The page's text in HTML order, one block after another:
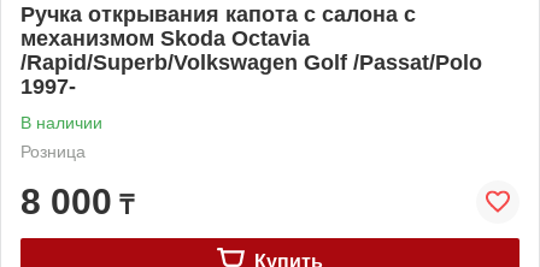
Ручка открывания капота с салона с
механизмом Skoda Octavia
/Rapid/Superb/Volkswagen Golf /Passat/Polo
1997-
В наличии
Розница
8 000 ₸
Купить